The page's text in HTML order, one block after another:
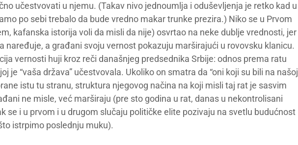
učestvovati u njemu. (Takav nivo jednoumlja i oduševljenja je retko kad u
po sebi trebalo da bude vredno makar trunke prezira.) Niko se u Prvom
kafanska istorija voli da misli da nije) osvrtao na neke dublje vrednosti, jer
naređuje, a građani svoju vernost pokazuju marširajući u rovovsku klanicu.
vernosti huji kroz reči današnjeg predsednika Srbije: odnos prema ratu
je “vaša država” učestvovala. Ukoliko on smatra da “oni koji su bili na našoj
istu tu stranu, struktura njegovog načina na koji misli taj rat je sasvim
ne misle, već marširaju (pre sto godina u rat, danas u nekontrolisani
se i u prvom i u drugom slučaju političke elite pozivaju na svetlu budućnost
istrpimo poslednju muku).